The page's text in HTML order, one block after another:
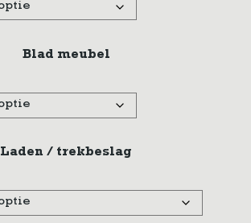
Blad meubel
Laden / trekbeslag